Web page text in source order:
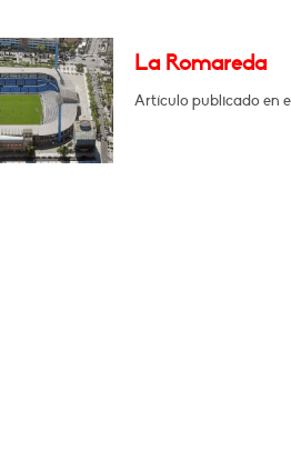
La Romareda
Artículo publicado en